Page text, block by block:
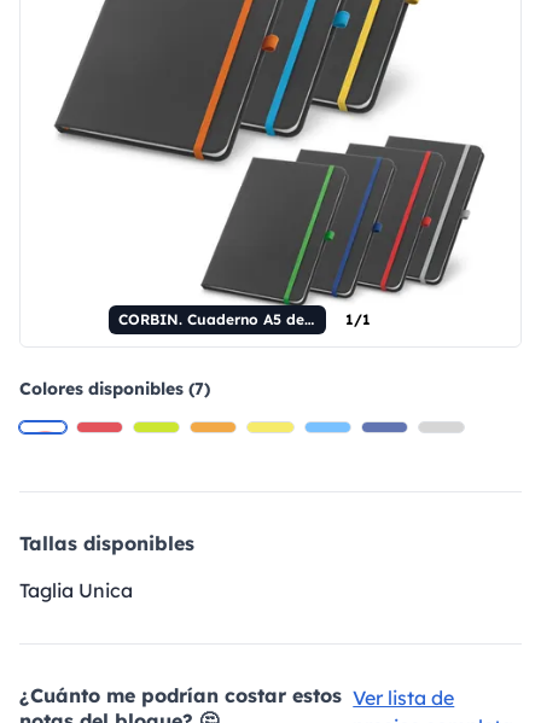
CORBIN. Cuaderno A5 de PU con páginas rayadas 1/1
Colores disponibles (7)
Tallas disponibles
Taglia Unica
¿Cuánto me podrían costar estos Ver lista de